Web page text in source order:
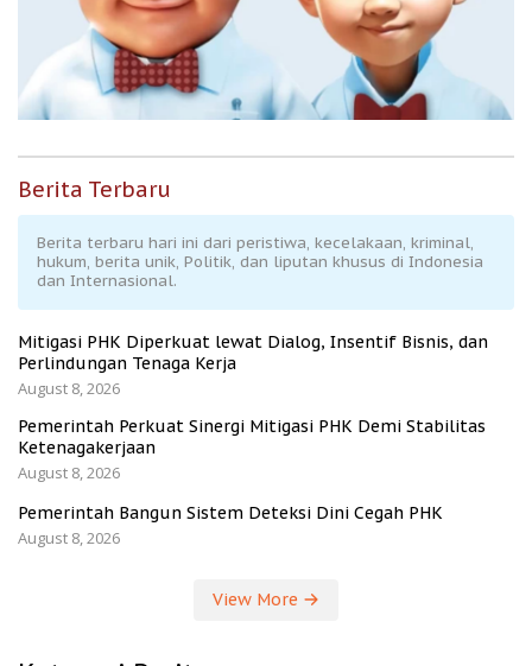
Berita Terbaru
Berita terbaru hari ini dari peristiwa, kecelakaan, kriminal,
hukum, berita unik, Politik, dan liputan khusus di Indonesia
dan Internasional.
Mitigasi PHK Diperkuat lewat Dialog, Insentif Bisnis, dan
Perlindungan Tenaga Kerja
August 8, 2026
Pemerintah Perkuat Sinergi Mitigasi PHK Demi Stabilitas
Ketenagakerjaan
August 8, 2026
Pemerintah Bangun Sistem Deteksi Dini Cegah PHK
August 8, 2026
View More